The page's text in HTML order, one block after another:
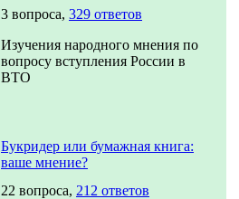
3 вопроса, 329 ответов
Изучения народного мнения по
вопросу вступления России в
ВТО
Букридер или бумажная книга:
ваше мнение?
22 вопроса, 212 ответов